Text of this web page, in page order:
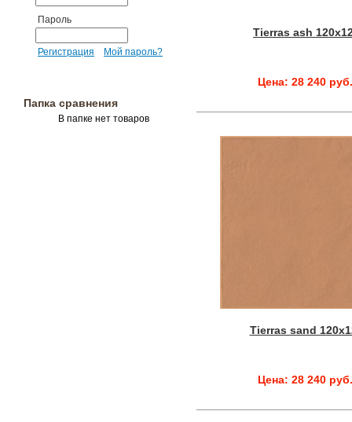
Пароль
Регистрация Мой пароль?
Папка сравнения
В папке нет товаров
Tierras ash
Цена: 28 240 руб.
Tierras sand
Цена: 28 240 руб.